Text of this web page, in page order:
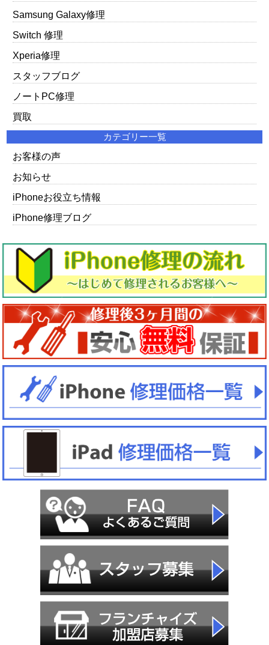
Samsung Galaxy修理
Switch 修理
Xperia修理
スタッフブログ
ノートPC修理
買取
カテゴリー一覧
お客様の声
お知らせ
iPhoneお役立ち情報
iPhone修理ブログ